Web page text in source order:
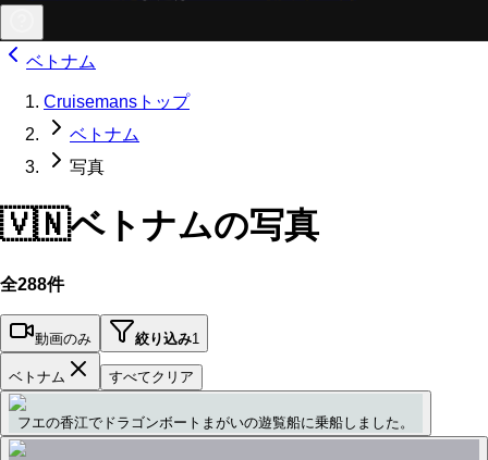
ベトナム
Cruisemansトップ
ベトナム
写真
🇻🇳ベトナムの写真
全288件
動画のみ 絞り込み1
ベトナム すべてクリア
フエの香江でドラゴンボートまがいの遊覧船に乗船しました。